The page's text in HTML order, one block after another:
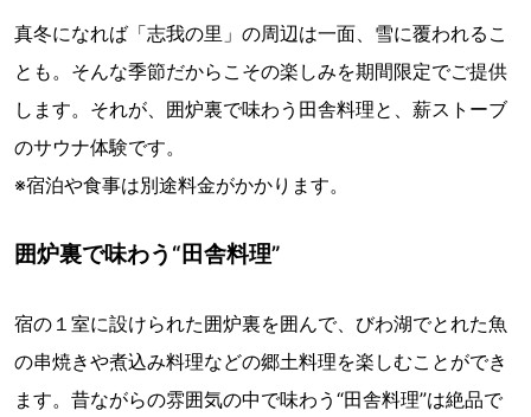
真冬になれば「志我の里」の周辺は一面、雪に覆われるこ
とも。そんな季節だからこその楽しみを期間限定でご提供
します。それが、囲炉裏で味わう田舎料理と、薪ストーブ
のサウナ体験です。
※宿泊や食事は別途料金がかかります。
囲炉裏で味わう“田舎料理”
宿の１室に設けられた囲炉裏を囲んで、びわ湖でとれた魚
の串焼きや煮込み料理などの郷土料理を楽しむことができ
ます。昔ながらの雰囲気の中で味わう“田舎料理”は絶品で